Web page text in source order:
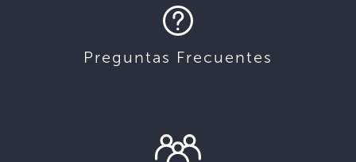
Preguntas Frecuentes